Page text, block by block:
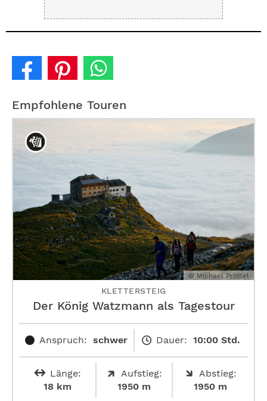
Empfohlene Touren
© Michael Pröttel
KLETTERSTEIG
Der König Watzmann als Tagestour
Anspruch: schwer Dauer: 10:00 Std.
Länge:
18 km
Aufstieg:
1950 m
Abstieg:
1950 m